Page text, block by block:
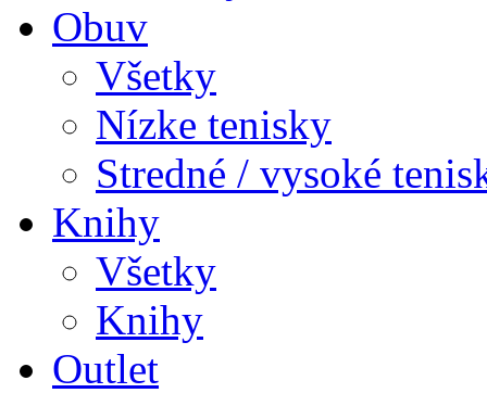
Obuv
Všetky
Nízke tenisky
Stredné / vysoké
Knihy
Všetky
Knihy
Outlet